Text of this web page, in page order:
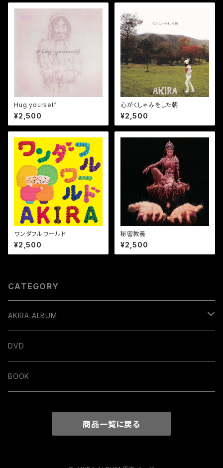
Hug yourself
¥2,500
心がくしゃみをした朝
¥2,500
ワンダフルワールド
¥2,500
秘密教義
¥2,500
CATEGORY
AKIRA ALBUM
デジタル販売
DVD
BOOK
商品一覧に戻る